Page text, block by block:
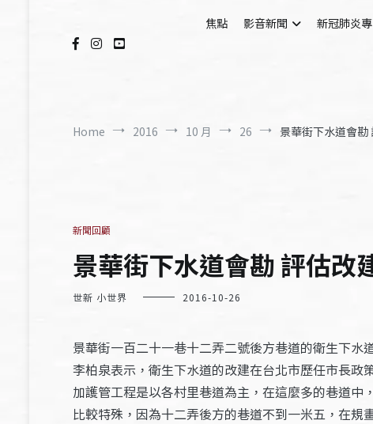
焦點
影音新聞 新冠肺炎
Home 2016 10 月 26 景華街下水道會勘
新聞回顧
景華街下水道會勘 評估改
世新 小世界 2016-10-26
景華街一百二十一巷十二弄二號後方巷道的衛生下
李柏泉表示，衛生下水道的改建在台北市歷任市長
加護管工程是以各村里巷道為主，在這麼多的巷道
比較特殊，因為十二弄後方的巷道不到一米五，在